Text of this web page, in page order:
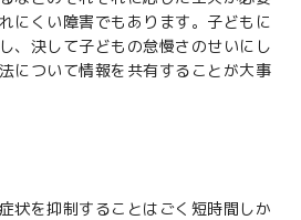
にくい障害でもあります。子どもに
、決して子どもの怠慢さのせいにし
について情報を共有することが大事
状を抑制することはごく短時間しか